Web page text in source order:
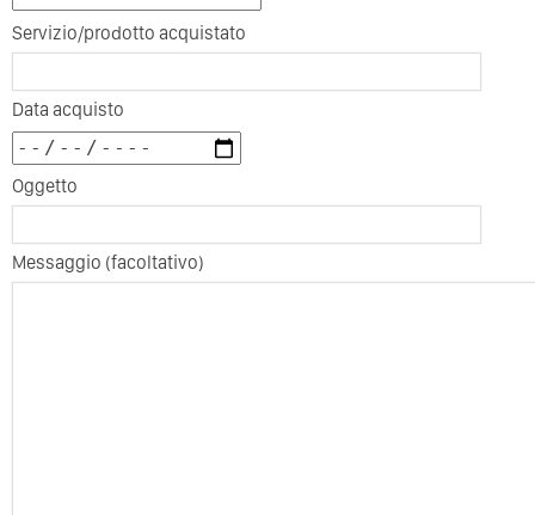
Servizio/prodotto acquistato
Data acquisto
Oggetto
Messaggio (facoltativo)